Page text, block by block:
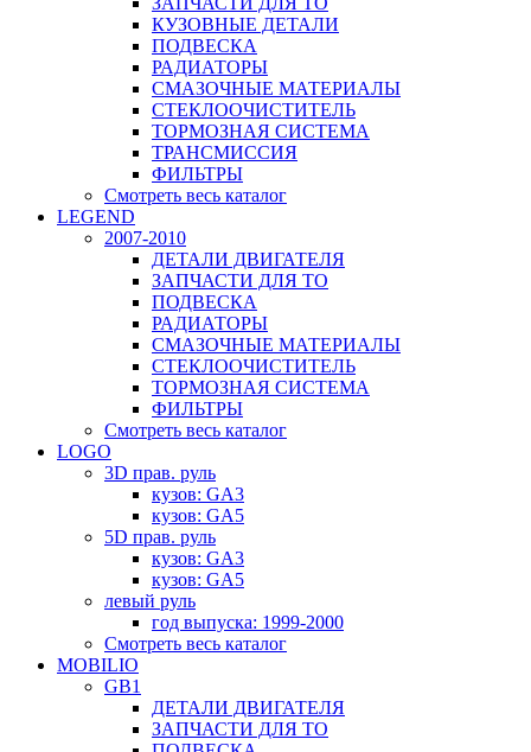
КУЗОВНЫЕ ДЕТАЛИ
ПОДВЕСКА
РАДИАТОРЫ
СМАЗОЧНЫЕ МАТЕРИАЛЫ
СТЕКЛООЧИСТИТЕЛЬ
ТОРМОЗНАЯ СИСТЕМА
ТРАНСМИССИЯ
ФИЛЬТРЫ
Смотреть весь каталог
LEGEND
2007-2010
ДЕТАЛИ ДВИГАТЕЛЯ
ЗАПЧАСТИ ДЛЯ ТО
ПОДВЕСКА
РАДИАТОРЫ
СМАЗОЧНЫЕ МАТЕРИАЛЫ
СТЕКЛООЧИСТИТЕЛЬ
ТОРМОЗНАЯ СИСТЕМА
ФИЛЬТРЫ
Смотреть весь каталог
LOGO
3D прав. руль
кузов: GA3
кузов: GA5
5D прав. руль
кузов: GA3
кузов: GA5
левый руль
год выпуска: 1999-2000
Смотреть весь каталог
MOBILIO
GB1
ДЕТАЛИ ДВИГАТЕЛЯ
ЗАПЧАСТИ ДЛЯ ТО